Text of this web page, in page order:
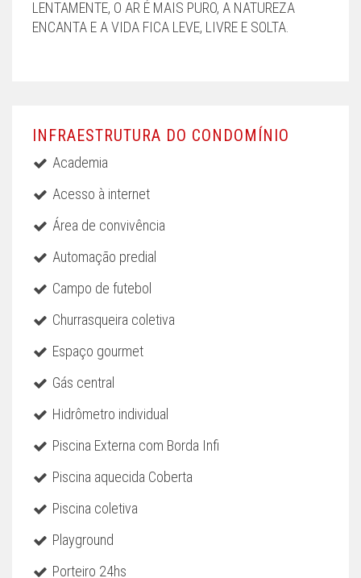
LENTAMENTE, O AR É MAIS PURO, A NATUREZA
ENCANTA E A VIDA FICA LEVE, LIVRE E SOLTA.
INFRAESTRUTURA DO CONDOMÍNIO
Academia
Acesso à internet
Área de convivência
Automação predial
Campo de futebol
Churrasqueira coletiva
Espaço gourmet
Gás central
Hidrômetro individual
Piscina Externa com Borda Infi
Piscina aquecida Coberta
Piscina coletiva
Playground
Porteiro 24hs